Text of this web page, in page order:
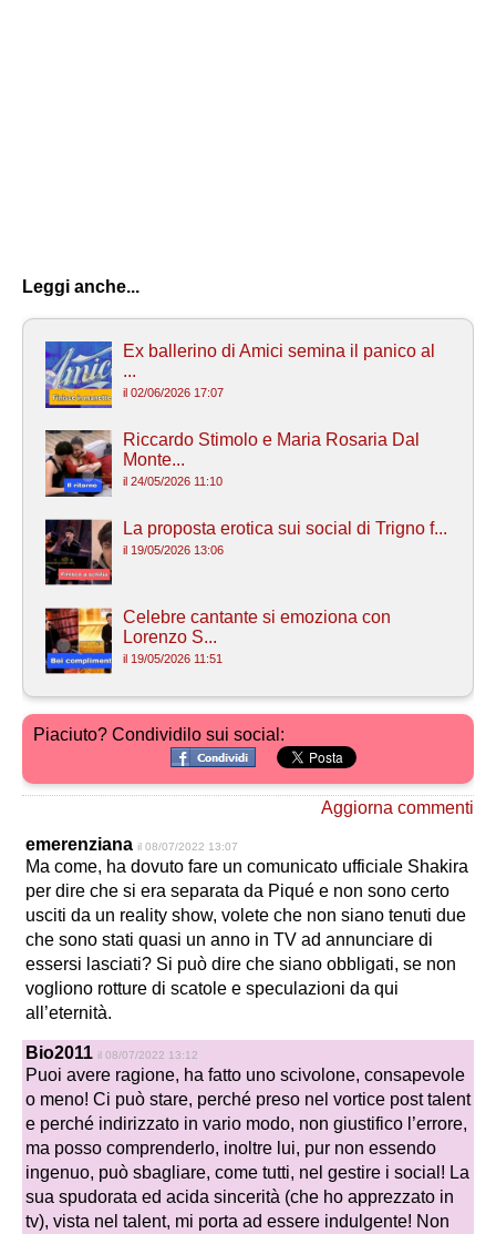
Leggi anche...
Ex ballerino di Amici semina il panico al
...
il 02/06/2026 17:07
Riccardo Stimolo e Maria Rosaria Dal
Monte...
il 24/05/2026 11:10
La proposta erotica sui social di Trigno f...
il 19/05/2026 13:06
Celebre cantante si emoziona con
Lorenzo S...
il 19/05/2026 11:51
Piaciuto? Condividilo sui social:
Aggiorna commenti
emerenziana il 08/07/2022 13:07
Ma come, ha dovuto fare un comunicato ufficiale Shakira
per dire che si era separata da Piqué e non sono certo
usciti da un reality show, volete che non siano tenuti due
che sono stati quasi un anno in TV ad annunciare di
essersi lasciati? Si può dire che siano obbligati, se non
vogliono rotture di scatole e speculazioni da qui
all’eternità.
Bio2011 il 08/07/2022 13:12
Puoi avere ragione, ha fatto uno scivolone, consapevole
o meno! Ci può stare, perché preso nel vortice post talent
e perché indirizzato in vario modo, non giustifico l’errore,
ma posso comprenderlo, inoltre lui, pur non essendo
ingenuo, può sbagliare, come tutti, nel gestire i social! La
sua spudorata ed acida sincerità (che ho apprezzato in
tv), vista nel talent, mi porta ad essere indulgente! Non